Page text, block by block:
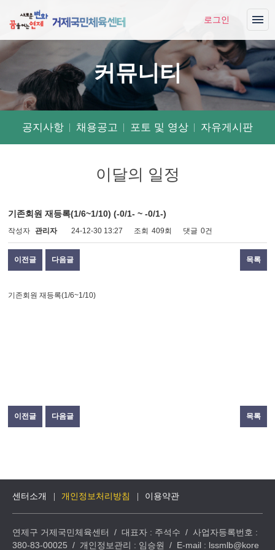
로그인
커뮤니티
공지사항 채용공고 포토 및 영상 자유게시판
이달의 일정
기존회원 재등록(1/6~1/10) (-0/1- ~ -0/1-)
페이지 정보
작성자 관리자
작
성
일
24-12-30 13:27 조회 409회 댓글 0건
이전글 다음글 목록
기존회원 재등록(1/6~1/10)
이전글 다음글 목록
센터소개 개인정보처리방침 이용약관
연제구 거제국민체육센터 / 대표자 : 주석수 / 사업자등록번호 :
380-83-00025 / 개인정보관리 : 임승원 / E-mail : lssmlb@kore